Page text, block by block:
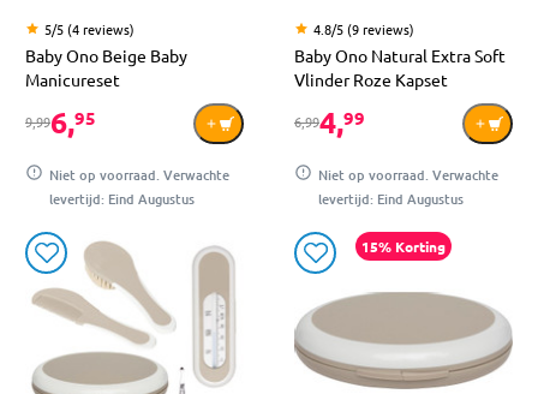
5/5 (4 reviews)
Baby Ono Beige Baby
Manicureset
9,996,95
Niet op voorraad. Verwachte
levertijd: Eind Augustus
4.8/5 (9 reviews)
Baby Ono Natural Extra Soft
Vlinder Roze Kapset
6,994,99
Niet op voorraad. Verwachte
levertijd: Eind Augustus
15% Korting